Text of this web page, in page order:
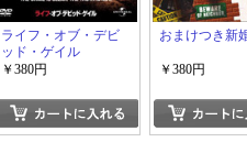
ライフ・オブ・デビ
ッド・ゲイル
￥380円
おまけつき新
￥380円